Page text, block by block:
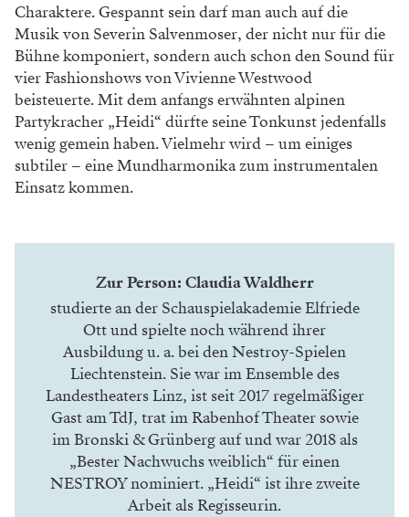
Charaktere. Gespannt sein darf man auch auf die
Musik von Severin Salvenmoser, der nicht nur für die
Bühne komponiert, sondern auch schon den Sound für
vier Fashionshows von Vivienne Westwood
beisteuerte. Mit dem anfangs erwähnten alpinen
Partykracher „Heidi“ dürfte seine Tonkunst jedenfalls
wenig gemein haben. Vielmehr wird – um einiges
subtiler – eine Mundharmonika zum instrumentalen
Einsatz kommen.
Zur Person: Claudia Waldherr
studierte an der Schauspielakademie Elfriede
Ott und spielte noch während ihrer
Ausbildung u. a. bei den Nestroy-Spielen
Liechtenstein. Sie war im Ensemble des
Landestheaters Linz, ist seit 2017 regelmäßiger
Gast am TdJ, trat im Rabenhof Theater sowie
im Bronski & Grünberg auf und war 2018 als
„Bester Nachwuchs weiblich“ für einen
NESTROY nominiert. „Heidi“ ist ihre zweite
Arbeit als Regisseurin.